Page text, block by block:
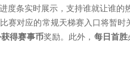
度条实时展示，支持谁就让谁的
赛对应的常规天梯赛入口将暂时
得赛事币奖励。此外， 每日首胜